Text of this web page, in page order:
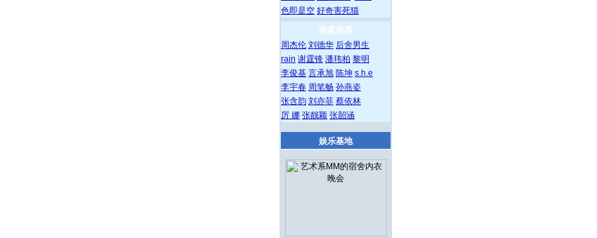
色即是空 好奇害死猫
明星推荐
周杰伦 刘德华 后舍男生
rain 谢霆锋 潘玮柏 黎明
李俊基 言承旭 陈坤 s.h.e
李宇春 周笔畅 孙燕姿
张含韵 刘亦菲 蔡依林
厉 娜 张靓颖 张韶涵
娱乐基地